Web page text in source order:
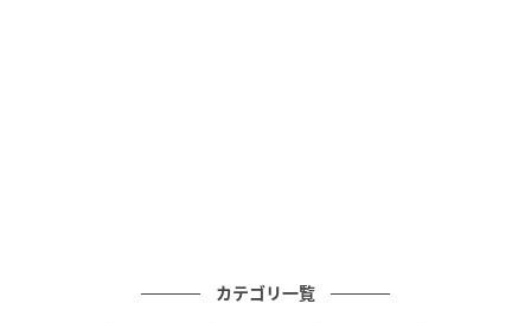
のか、聞いてみたい。二宮さん、よくぞこの映画を選
カテゴリ一覧